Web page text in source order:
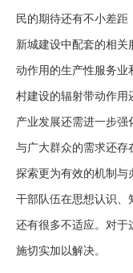
民的期待还有不小差距
新城建设中配套的相
动作用的生产性服务业
村建设的辐射带动作用
产业发展还需进一步
与广大群众的需求还存
探索更为有效的机制与
干部队伍在思想认识、
还有很多不适应。对于
施切实加以解决。